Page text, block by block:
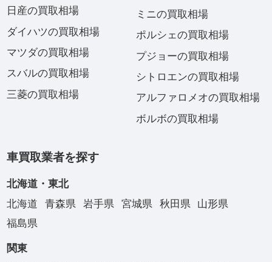
日産の買取相場
ダイハツの買取相場
マツダの買取相場
スバルの買取相場
三菱の買取相場
ミニの買取相場
ポルシェの買取相場
プジョーの買取相場
シトロエンの買取相場
アルファロメオの買取相場
ボルボの買取相場
車買取業者を探す
北海道・東北
北海道
青森県 岩手県 宮城県 秋田県
山形県
福島県
関東